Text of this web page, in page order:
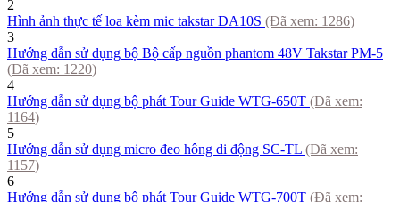
2
Hình ảnh thực tế loa kèm mic takstar DA10S (Đã xem: 1286)
3
Hướng dẫn sử dụng bộ Bộ cấp nguồn phantom 48V Takstar PM-5
(Đã xem: 1220)
4
Hướng dẫn sử dụng bộ phát Tour Guide WTG-650T (Đã xem:
1164)
5
Hướng dẫn sử dụng micro đeo hông di động SC-TL (Đã xem:
1157)
6
Hướng dẫn sử dụng bộ phát Tour Guide WTG-700T (Đã xem: